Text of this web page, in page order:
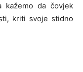
kažemo da čovjek
kriti svoje stidno